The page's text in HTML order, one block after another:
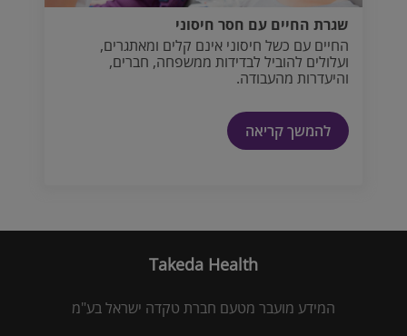
שגרת החיים עם חסר חיסוני
החיים עם כשל חיסוני אינם קלים ומאתגרים,
ועלולים להוביל לבדידות ממשפחה, חברים,
והיעדרות מהעבודה.
להמשך קריאה
Takeda Health
המידע מועבר מטעם חברת טקדה ישראל בע"מ